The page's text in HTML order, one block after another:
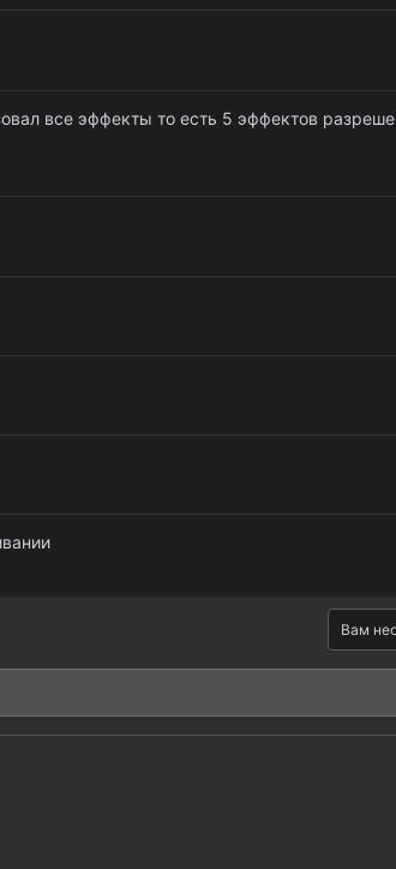
все эффекты то есть 5 эффектов
Вам